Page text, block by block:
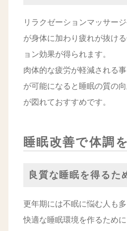
リラクゼーションマッサー
が身体に加わり疲れが抜け
ョン効果が得られます。
肉体的な疲労が軽減される
が可能になると睡眠の質の
が図れておすすめです。
睡眠改善で体調
良質な睡眠を得るた
更年期には不眠に悩む人も多
快適な睡眠環境を作るため